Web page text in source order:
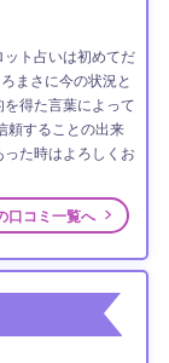
ット占いは初めてだ
まさに今の状況と
得た言葉によって
頼することの出来
った時はよろしくお
口コミ一覧へ